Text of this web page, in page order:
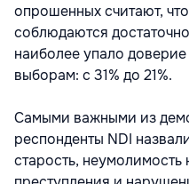
опрошенных считают,
соблюдаются
наиболее упало
выборам: с 31% до 21%.
Самыми важными из
респонденты NDI
старость,